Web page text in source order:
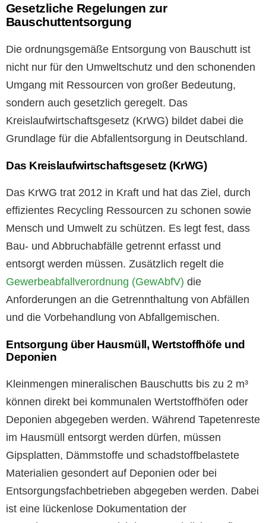
Gesetzliche Regelungen zur
Bauschuttentsorgung
Die ordnungsgemäße Entsorgung von Bauschutt ist
nicht nur für den Umweltschutz und den schonenden
Umgang mit Ressourcen von großer Bedeutung,
sondern auch gesetzlich geregelt. Das
Kreislaufwirtschaftsgesetz (KrWG) bildet dabei die
Grundlage für die Abfallentsorgung in Deutschland.
Das Kreislaufwirtschaftsgesetz (KrWG)
Das KrWG trat 2012 in Kraft und hat das Ziel, durch
effizientes Recycling Ressourcen zu schonen sowie
Mensch und Umwelt zu schützen. Es legt fest, dass
Bau- und Abbruchabfälle getrennt erfasst und
entsorgt werden müssen. Zusätzlich regelt die
Gewerbeabfallverordnung (GewAbfV) die
Anforderungen an die Getrennthaltung von Abfällen
und die Vorbehandlung von Abfallgemischen.
Entsorgung über Hausmüll, Wertstoffhöfe und
Deponien
Kleinmengen mineralischen Bauschutts bis zu 2 m³
können direkt bei kommunalen Wertstoffhöfen oder
Deponien abgegeben werden. Während Tapetenreste
im Hausmüll entsorgt werden dürfen, müssen
Gipsplatten, Dämmstoffe und schadstoffbelastete
Materialien gesondert auf Deponien oder bei
Entsorgungsfachbetrieben abgegeben werden. Dabei
ist eine lückenlose Dokumentation der